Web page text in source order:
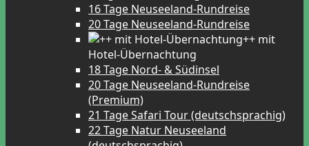
16 Tage Neuseeland-Rundreise
20 Tage Neuseeland-Rundreise
++ mit
Hotel-Übernachtung
18 Tage Nord- & Südinsel
20 Tage Neuseeland-Rundreise
(Premium)
21 Tage Safari Tour (deutschsprachig)
22 Tage Natur Neuseeland